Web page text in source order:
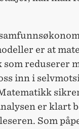
er at
som reduserer
inn i
er klart
Som